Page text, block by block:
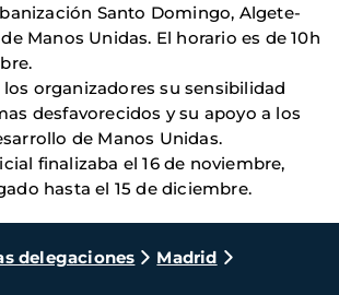
Santo Domingo, Algete-
Manos Unidas. El horario es de 10h
organizadores su sensibilidad
desfavorecidos y su apoyo a los
de Manos Unidas.
finalizaba el 16 de noviembre,
hasta el 15 de diciembre.
delegaciones
Madrid